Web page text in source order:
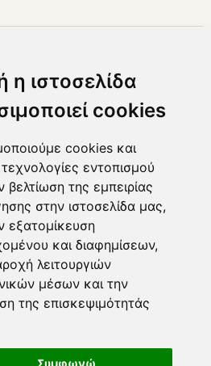
η ιστοσελίδα
cookies
cookies και
εντοπισμού
βελτίωση της εμπειρίας
στην ιστοσελίδα μας,
εξατομίκευση
και διαφημίσεων,
λειτουργιών
μέσων και την
της επισκεψιμότητάς
Συμφωνώ
για να ενημερώνεστε πρώτοι για
Sign Up